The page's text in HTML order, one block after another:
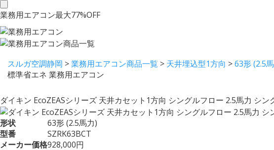
toggle
navigation
業務用エアコン最大77%OFF
スルガ空調静岡 >業務用エアコン商品一覧 > 天井埋込型1方向 >63形 (2.5
標準省エネ 業務用エアコン
ダイキン EcoZEASシリーズ 天井カセット1方向 シングルフロー 2.5馬力 シ
形状
63形 (2.5馬力)
型番
SZRK63BCT
メーカー価格928,000円